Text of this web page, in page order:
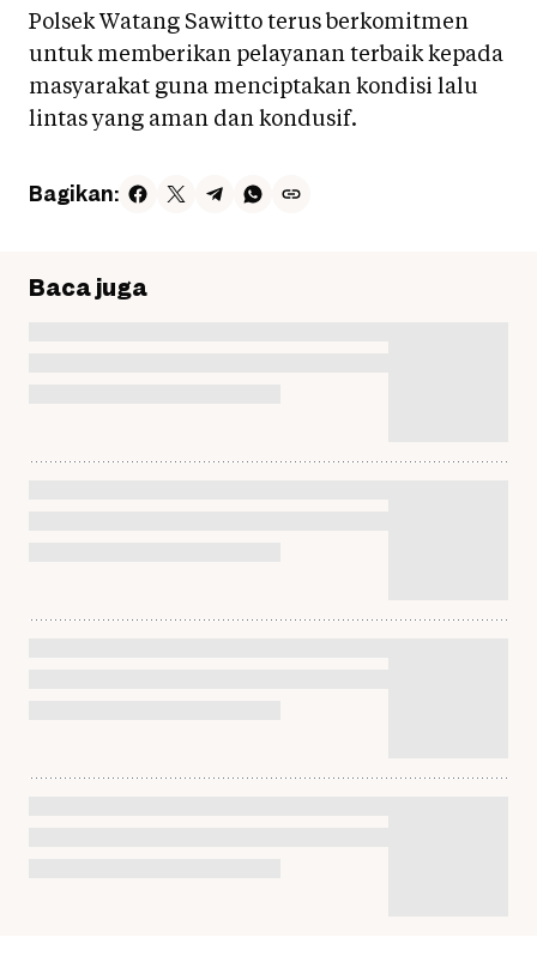
Polsek Watang Sawitto terus berkomitmen
untuk memberikan pelayanan terbaik kepada
masyarakat guna menciptakan kondisi lalu
lintas yang aman dan kondusif.
Bagikan:
Baca juga